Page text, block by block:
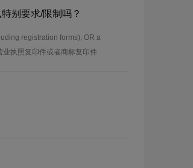
别要求/限制吗？
registration forms), OR a
执照复印件或者商标复印件